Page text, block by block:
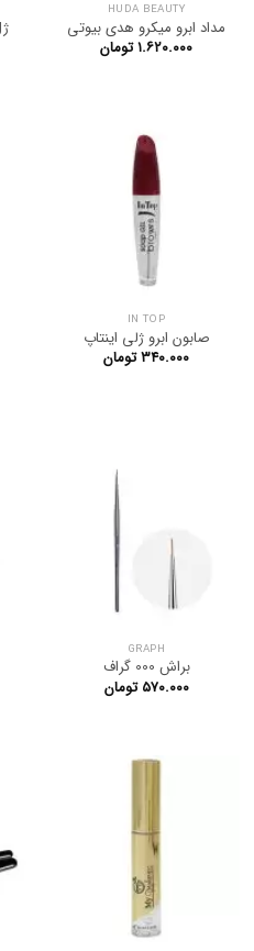
HUDA BEAUTY
مداد ابرو میکرو هدی بیوتی
۱.۶۲۰.۰۰۰تومان
IN TOP
صابون ابرو ژلی اینتاپ
۳۴۰.۰۰۰تومان
GRAPH
براش 000 گراف
۵۷۰.۰۰۰ تومان